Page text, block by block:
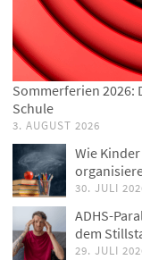
Sommerferien 2026:
Schule
3. AUGUST 2026
Wie
30. JULI
ADHS-
dem
29. JULI